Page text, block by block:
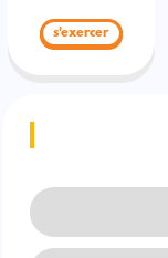
s'exercer